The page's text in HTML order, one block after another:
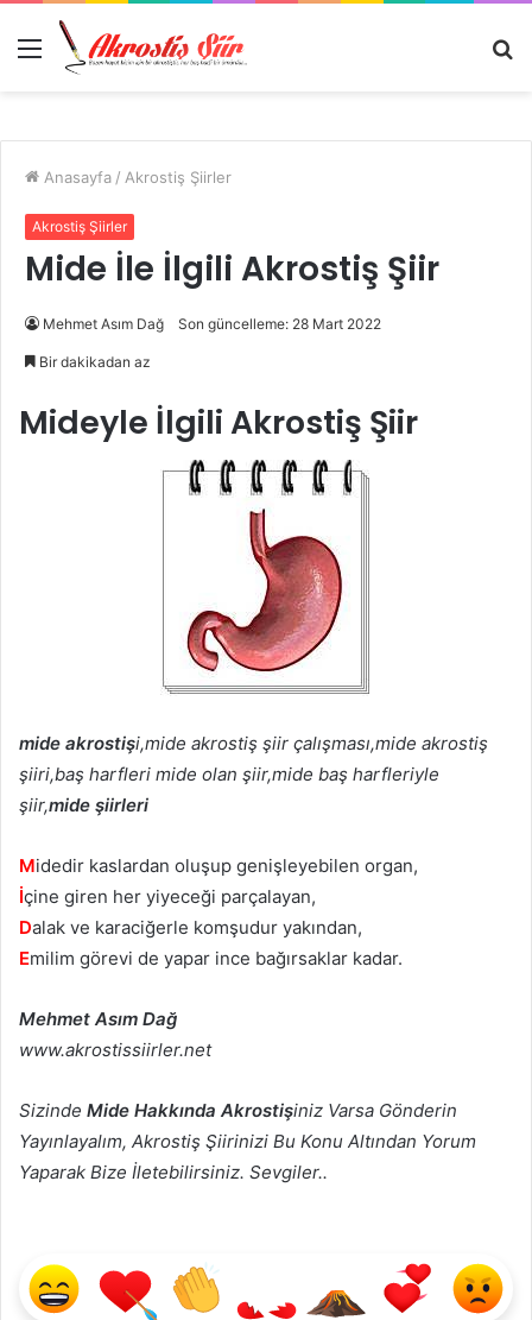
Menü
Anasayfa / Akrostiş Şiirler
Akrostiş Şiirler
Mide İle İlgili Akrostiş Şiir
Mehmet Asım Dağ Son güncelleme: 28 Mart 2022
Bir dakikadan az
Mideyle İlgili Akrostiş Şiir
mide akrostişi,mide akrostiş şiir çalışması,mide akrostiş
şiiri,baş harfleri mide olan şiir,mide baş harfleriyle
şiir,mide şiirleri
Midedir kaslardan oluşup genişleyebilen organ,
İçine giren her yiyeceği parçalayan,
Dalak ve karaciğerle komşudur yakından,
Emilim görevi de yapar ince bağırsaklar kadar.
Mehmet Asım Dağ
www.akrostissiirler.net
Sizinde Mide Hakkında Akrostişiniz Varsa Gönderin
Yayınlayalım, Akrostiş Şiirinizi Bu Konu Altından Yorum
Yaparak Bize İletebilirsiniz. Sevgiler..